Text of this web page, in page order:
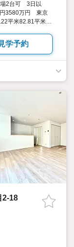
場2台可 3日以
3580万円 東京
平米82.81平米
学予約
2-18